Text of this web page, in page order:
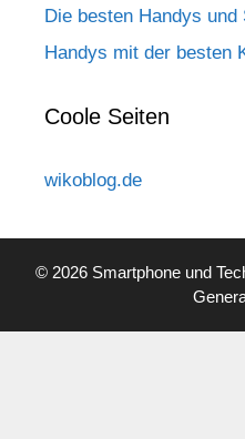
Die besten Handys
Handys mit der besten
Coole Seiten
wikoblog.de
© 2026 Smartphone und